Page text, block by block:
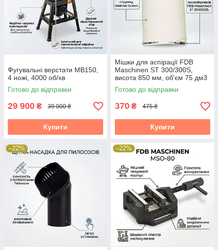
Фугувальні верстати MB150,
4 ножі, 4000 об/хв
Готово до відправки
29 900 ₴ 39 000 ₴
Купити
Мішки для аспірації FDB
Maschinen ST 300/300S,
висота 850 мм, об'єм 75 дм3
Готово до відправки
370 ₴ 475 ₴
Купити
–22% –22%